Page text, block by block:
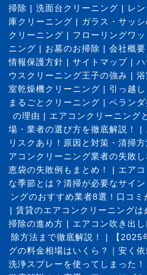
掃除 | 洗面台クリーニング | レ
庫クリーニング | ガラス・サッ
クリーニング | フローリングワッ
ニング | お墓のお掃除 | 会社概要
情報保護方針 | サイトマップ|
ウスクリーニング王子の強み |
室乾燥機クリーニング | 引っ越
まるごとクリーニング | ベランダ
の理由 | エアコンクリーニング
場・業者の選び方を徹底解説！
|
リスクあり！原因と対策・清掃
アコンクリーニング業者の失敗
恵袋の失敗例もまとめ！
| エア
な季節とは？清掃が必要なサイン
ングのおすすめ業者8選！口コミ
| 賃貸のエアコンクリーニング
掃除の進め方 | エアコン吹き出
除方法まで徹底解説！
|
【
グの料金相場はいくら？｜安く
洗浄スプレーを使ってしまった